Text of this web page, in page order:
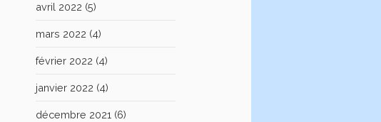
avril 2022 (5)
mars 2022 (4)
février 2022 (4)
janvier 2022 (4)
décembre 2021 (6)